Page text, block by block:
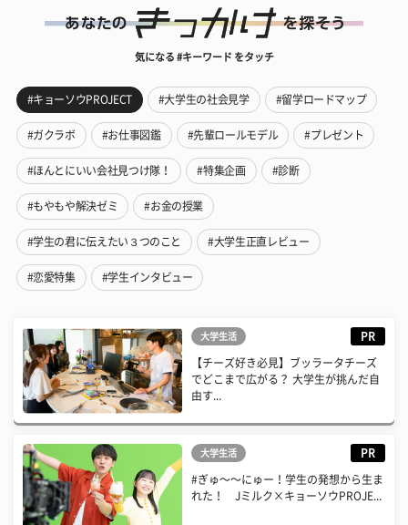
気になる #キーワード をタッチ
#キョーソウPROJECT #大学生の社会見学 #留学ロードマップ
#ガクラボ #お仕事図鑑 #先輩ロールモデル #プレゼント
#ほんとにいい会社見つけ隊！ #特集企画 #診断
#もやもや解決ゼミ #お金の授業
#学生の君に伝えたい３つのこと #大学生正直レビュー
#恋愛特集 #学生インタビュー
大学生活 PR
【チーズ好き必見】ブッラータチーズ
でどこまで広がる？ 大学生が挑んだ自
由す...
大学生活 PR
#ぎゅ〜〜にゅー！学生の発想から生ま
れた！ Jミルク×キョーソウPROJE...